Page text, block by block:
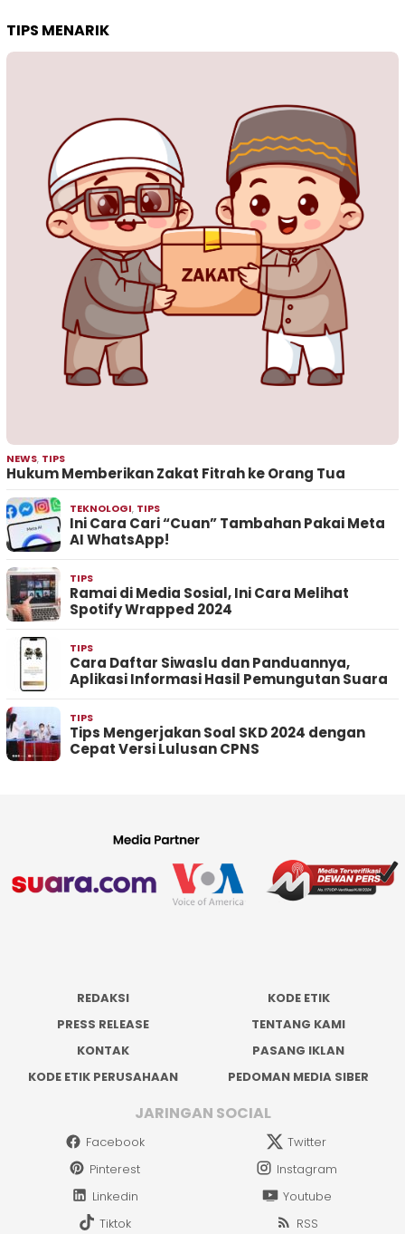
TIPS MENARIK
NEWS, TIPS
Hukum Memberikan Zakat Fitrah ke Orang Tua
TEKNOLOGI, TIPS
Ini Cara Cari “Cuan” Tambahan Pakai Meta
AI WhatsApp!
TIPS
Ramai di Media Sosial, Ini Cara Melihat
Spotify Wrapped 2024
TIPS
Cara Daftar Siwaslu dan Panduannya,
Aplikasi Informasi Hasil Pemungutan Suara
TIPS
Tips Mengerjakan Soal SKD 2024 dengan
Cepat Versi Lulusan CPNS
REDAKSI
KODE ETIK
PRESS RELEASE
TENTANG KAMI
KONTAK
PASANG IKLAN
KODE ETIK PERUSAHAAN
PEDOMAN MEDIA SIBER
JARINGAN SOCIAL
Facebook
Twitter
Pinterest
Instagram
Linkedin
Youtube
Tiktok
RSS